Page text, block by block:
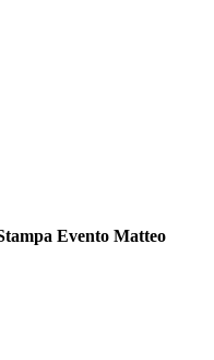
Evento Matteo